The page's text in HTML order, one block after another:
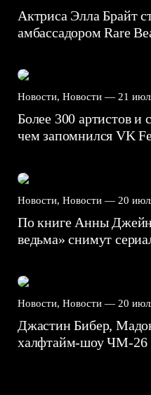
Актриса Элла Брайт
амбассадором Rare
Новости, Новости — 21
Более 300 артистов и
чем запомнился VK
Новости, Новости — 20
По книге Анны Джейн
ведьма» снимут
Новости, Новости — 20
Джастин Бибер,
халфтайм-шоу ЧМ-26